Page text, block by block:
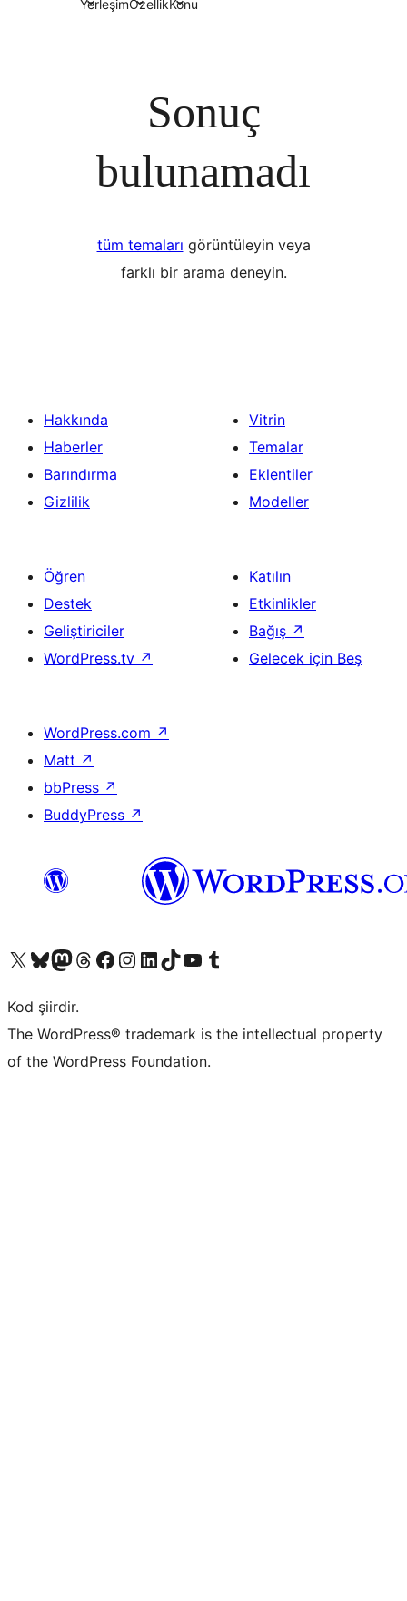
YerleşimÖzellikKonu
Sonuç
bulunamadı
tüm temaları görüntüleyin veya
farklı bir arama deneyin.
Hakkında
Haberler
Barındırma
Gizlilik
Vitrin
Temalar
Eklentiler
Modeller
Öğren
Destek
Geliştiriciler
WordPress.tv ↗
Katılın
Etkinlikler
Bağış ↗
Gelecek için Beş
WordPress.com ↗
Matt ↗
bbPress ↗
BuddyPress ↗
X (eski Twitter) hesabımıza bakın
Bluesky hesabımızı ziyaret edinMastodon hesabımızı ziyaret edinThreads hesabımızı ziyaret edinFacebook sayfamızı ziyaret edinInstagram hesabımızı ziyaret edinLinkedIn hesabımızı ziyaret edinTikTok hesabımızı ziyaret edinYouTube kanalımızı ziyaret edinTumblr hesabımızı ziyaret edin
Kod şiirdir.
The WordPress® trademark is the intellectual property
of the WordPress Foundation.